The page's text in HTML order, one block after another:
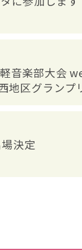
楽部大会
地区グランプ
決定